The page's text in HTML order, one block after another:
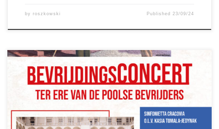
by roszkowski Published23/09/24